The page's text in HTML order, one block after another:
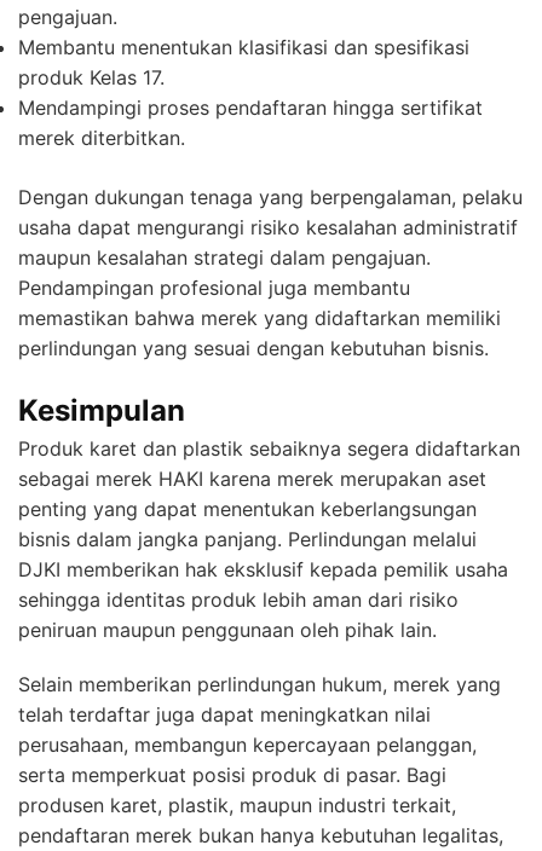
pengajuan.
Membantu menentukan klasifikasi dan spesifikasi
produk Kelas 17.
Mendampingi proses pendaftaran hingga sertifikat
merek diterbitkan.
Dengan dukungan tenaga yang berpengalaman, pelaku
usaha dapat mengurangi risiko kesalahan administratif
maupun kesalahan strategi dalam pengajuan.
Pendampingan profesional juga membantu
memastikan bahwa merek yang didaftarkan memiliki
perlindungan yang sesuai dengan kebutuhan bisnis.
Kesimpulan
Produk karet dan plastik sebaiknya segera didaftarkan
sebagai merek HAKI karena merek merupakan aset
penting yang dapat menentukan keberlangsungan
bisnis dalam jangka panjang. Perlindungan melalui
DJKI memberikan hak eksklusif kepada pemilik usaha
sehingga identitas produk lebih aman dari risiko
peniruan maupun penggunaan oleh pihak lain.
Selain memberikan perlindungan hukum, merek yang
telah terdaftar juga dapat meningkatkan nilai
perusahaan, membangun kepercayaan pelanggan,
serta memperkuat posisi produk di pasar. Bagi
produsen karet, plastik, maupun industri terkait,
pendaftaran merek bukan hanya kebutuhan legalitas,